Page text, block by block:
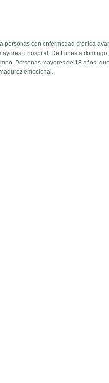
personas con enfermedad crónica
u hospital. De Lunes a
Personas mayores de 18 años,
emocional.